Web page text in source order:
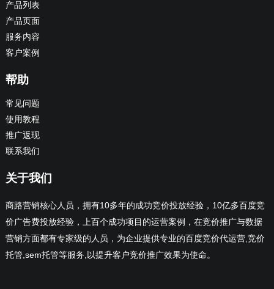
产品列表
产品页面
服务内容
客户案例
帮助
常见问题
使用教程
推广返现
联系我们
关于我们
商路营销核心人员，拥有10多年的成功竞价投放经验，10亿多百度竞
价广告费投放经验，上百个成功项目的运营案例，在竞价推广与数据
营销方面都有专家级的人员，为企业提供专业的百度竞价代运营,竞价
托管,sem托管等服务,以提升客户竞价推广效果为使命。